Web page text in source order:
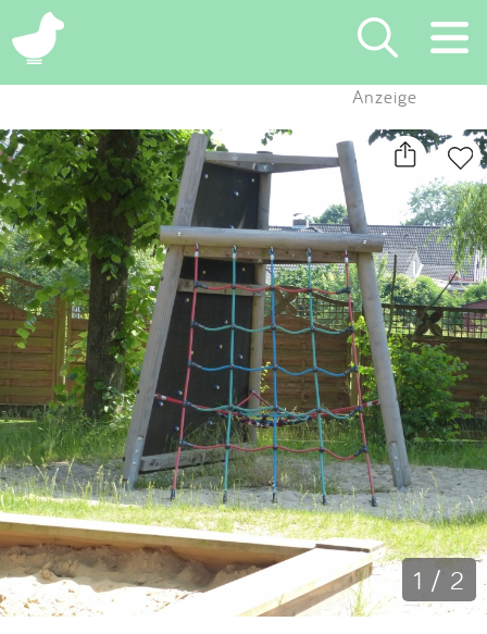
×
Suchen
Eintragen
App
Blog
Partner
Kontakt
Impressum
Anmelden
Anzeige
1 / 2